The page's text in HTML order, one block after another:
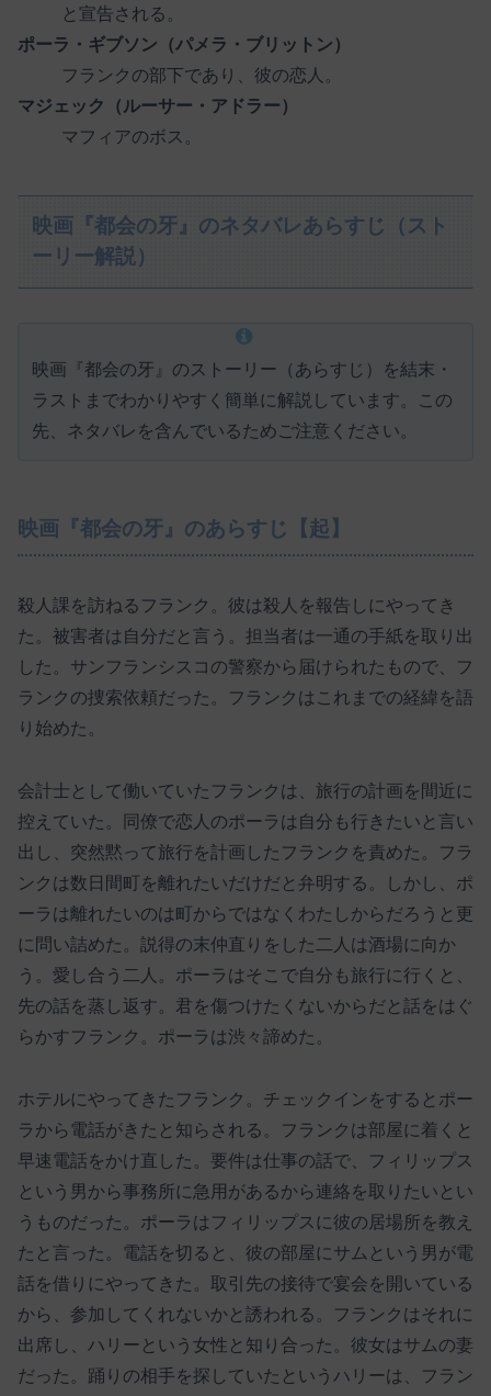
と宣告される。
ポーラ・ギブソン（パメラ・ブリットン）
フランクの部下であり、彼の恋人。
マジェック（ルーサー・アドラー）
マフィアのボス。
映画『都会の牙』のネタバレあらすじ（スト
ーリー解説）
映画『都会の牙』のストーリー（あらすじ）を結末・
ラストまでわかりやすく簡単に解説しています。この
先、ネタバレを含んでいるためご注意ください。
映画『都会の牙』のあらすじ【起】
殺人課を訪ねるフランク。彼は殺人を報告しにやってき
た。被害者は自分だと言う。担当者は一通の手紙を取り出
した。サンフランシスコの警察から届けられたもので、フ
ランクの捜索依頼だった。フランクはこれまでの経緯を語
り始めた。
会計士として働いていたフランクは、旅行の計画を間近に
控えていた。同僚で恋人のポーラは自分も行きたいと言い
出し、突然黙って旅行を計画したフランクを責めた。フラ
ンクは数日間町を離れたいだけだと弁明する。しかし、ポ
ーラは離れたいのは町からではなくわたしからだろうと更
に問い詰めた。説得の末仲直りをした二人は酒場に向か
う。愛し合う二人。ポーラはそこで自分も旅行に行くと、
先の話を蒸し返す。君を傷つけたくないからだと話をはぐ
らかすフランク。ポーラは渋々諦めた。
ホテルにやってきたフランク。チェックインをするとポー
ラから電話がきたと知らされる。フランクは部屋に着くと
早速電話をかけ直した。要件は仕事の話で、フィリップス
という男から事務所に急用があるから連絡を取りたいとい
うものだった。ポーラはフィリップスに彼の居場所を教え
たと言った。電話を切ると、彼の部屋にサムという男が電
話を借りにやってきた。取引先の接待で宴会を開いている
から、参加してくれないかと誘われる。フランクはそれに
出席し、ハリーという女性と知り合った。彼女はサムの妻
だった。踊りの相手を探していたというハリーは、フラン